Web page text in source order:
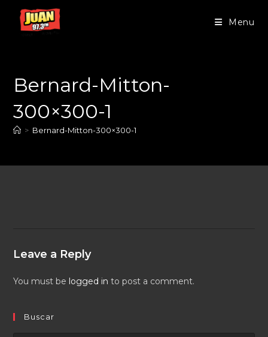
Menu
Bernard-Mitton-
300×300-1
> Bernard-Mitton-300×300-1
Leave a Reply
You must be logged in to post a comment.
Buscar